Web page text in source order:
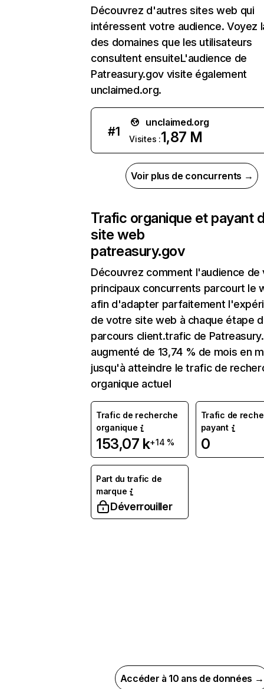
Découvrez d'autres sites web qui
intéressent votre audience. Voyez
des domaines que les utilisateurs
consultent ensuiteL'audience de
Patreasury.gov visite également
unclaimed.org.
#1
unclaimed.org
Visites :1,87 M
Voir plus de concurrents →
Trafic organique et payant
site web
patreasury.gov
Découvrez comment l'audience de
principaux concurrents parcourt le
afin d'adapter parfaitement
de votre site web à chaque étape
parcours client.trafic de
augmenté de 13,74 % de mois en
jusqu'à atteindre le trafic de
organique actuel
Trafic de recherche
organique
153,07 k+14 %
Trafic de
payant
0
Part du trafic de
marque
Déverrouiller
Accéder à 10 ans de données →